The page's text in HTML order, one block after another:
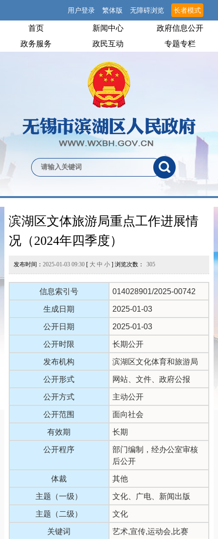
用户登录 繁体版 无障碍浏览 长者模式
首页 新闻中心
政府信息公开
政务服务
政民互动 专题专栏
滨湖区文体旅游局重点工作进展情
况（2024年四季度）
发布时间： 2025-01-03 09:30[ 大 中 小] 浏览次数： 305
信息索引号 014028901/2025-00742
生成日期 2025-01-03
公开日期 2025-01-03
公开时限 长期公开
发布机构 滨湖区文化体育和旅游局
公开形式 网站、文件、政府公报
公开方式 主动公开
公开范围 面向社会
有效期 长期
公开程序
部门编制，经办公室审核
后公开
体裁 其他
主题（一级） 文化、广电、新闻出版
主题（二级） 文化
关键词 艺术,宣传,运动会,比赛